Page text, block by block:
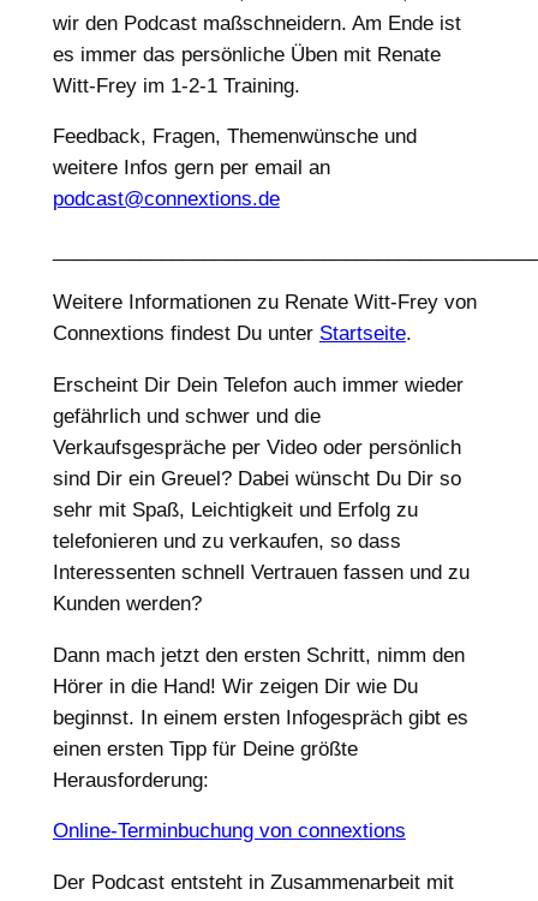
wir den Podcast maßschneidern. Am Ende ist
es immer das persönliche Üben mit Renate
Witt-Frey im 1-2-1 Training.
Feedback, Fragen, Themenwünsche und
weitere Infos gern per email an
podcast@connextions.de
Weitere Informationen zu Renate Witt-Frey von
Connextions findest Du unter Startseite.
Erscheint Dir Dein Telefon auch immer wieder
gefährlich und schwer und die
Verkaufsgespräche per Video oder persönlich
sind Dir ein Greuel? Dabei wünscht Du Dir so
sehr mit Spaß, Leichtigkeit und Erfolg zu
telefonieren und zu verkaufen, so dass
Interessenten schnell Vertrauen fassen und zu
Kunden werden?
Dann mach jetzt den ersten Schritt, nimm den
Hörer in die Hand! Wir zeigen Dir wie Du
beginnst. In einem ersten Infogespräch gibt es
einen ersten Tipp für Deine größte
Herausforderung:
Online-Terminbuchung von connextions
Der Podcast entsteht in Zusammenarbeit mit